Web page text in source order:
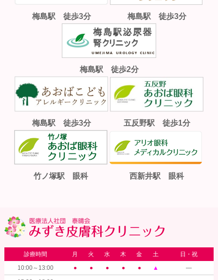
梅島駅 徒歩3分 梅島駅 徒歩3分
梅島駅 徒歩2分
梅島駅 徒歩3分 五反野駅 徒歩1分
竹ノ塚駅 眼科 西新井駅 眼科
診療時間 月 火 水 木 金 土
日・祝
10:00～13:00
● ● ● ● ● ▲ ―